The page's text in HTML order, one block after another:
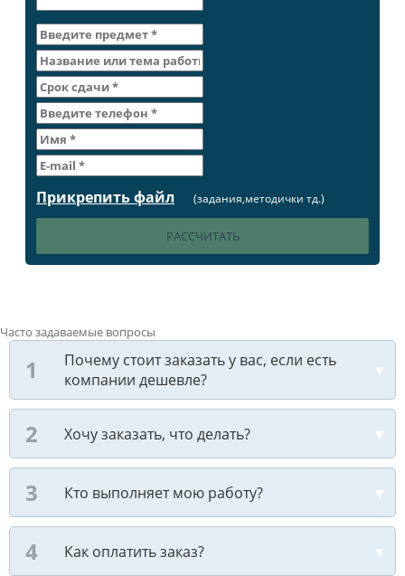
Прикрепить файл (задания,методички тд.)
Часто задаваемые вопросы
Почему стоит заказать у вас, если есть
компании дешевле?
Хочу заказать, что делать?
Кто выполняет мою работу?
Как оплатить заказ?